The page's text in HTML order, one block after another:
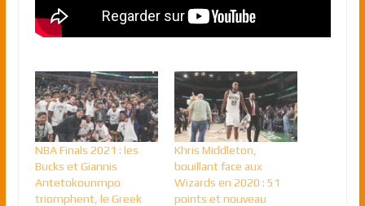
NBA Finals 2021 : les
Bucks et Giannis
Antetokounmpo
triomphent, le Greek
Khris Middleton,
bouillant face aux
Wizards en 2020 : 51
points et nouveau